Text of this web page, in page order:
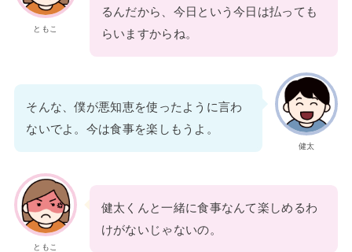
ともこ
るんだから、今日という今日は払っても
らいますからね。
健太
そんな、僕が悪知恵を使ったように言わ
ないでよ。今は食事を楽しもうよ。
ともこ
健太くんと一緒に食事なんて楽しめるわ
けがないじゃないの。